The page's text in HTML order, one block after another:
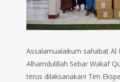
Assalamualaikum sahabat Al
Alhamdulillah Sebar Wakaf
terus dilaksanakan! Tim